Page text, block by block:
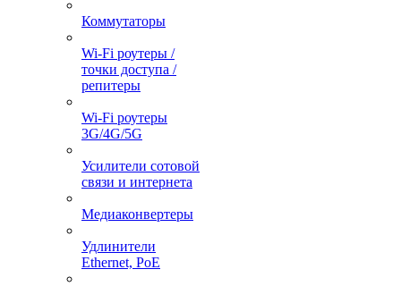
Коммутаторы
Wi-Fi роутеры /
точки доступа /
репитеры
Wi-Fi роутеры
3G/4G/5G
Усилители сотовой
связи и интернета
Медиаконвертеры
Удлинители
Ethernet, PoE